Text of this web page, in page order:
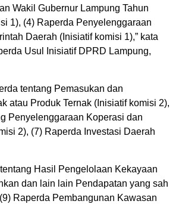
Wakil Gubernur Lampung Tahun
1), (4) Raperda Penyelenggaraan
Daerah (Inisiatif komisi 1),” kata
Usul Inisiatif DPRD Lampung,
tentang Pemasukan dan
atau Produk Ternak (Inisiatif komisi 2),
Penyelenggaraan Koperasi dan
2), (7) Raperda Investasi Daerah
Hasil Pengelolaan Kekayaan
dan lain lain Pendapatan yang sah
Raperda Pembangunan Kawasan